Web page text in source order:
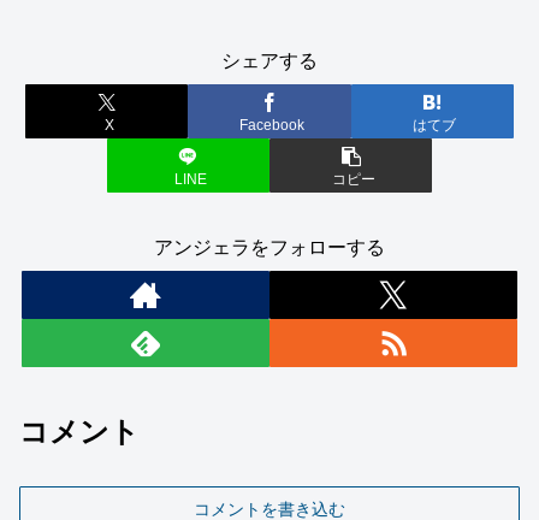
シェアする
X Facebook はてブ
LINE コピー
アンジェラをフォローする
コメント
コメントを書き込む